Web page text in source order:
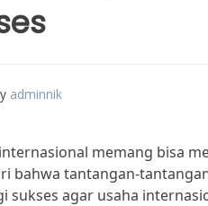
adminnik
memang bisa
bahwa tantangan-
agar usaha